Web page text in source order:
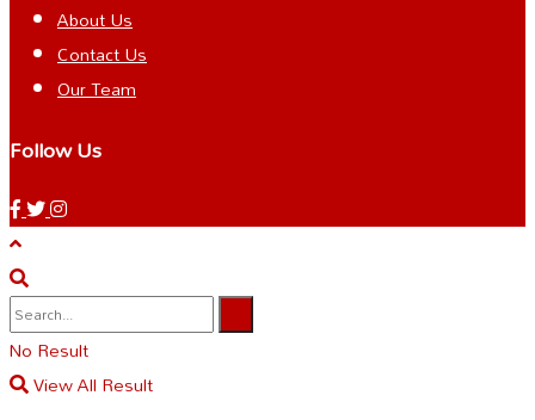
About Us
Contact Us
Our Team
Follow Us
No Result
View All Result